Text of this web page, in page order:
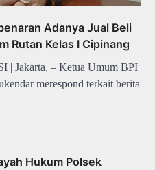
Adanya Jual Beli
Rutan Kelas I Cipinang
Jakarta, – Ketua Umum BPI
merespond terkait berita
Hukum Polsek